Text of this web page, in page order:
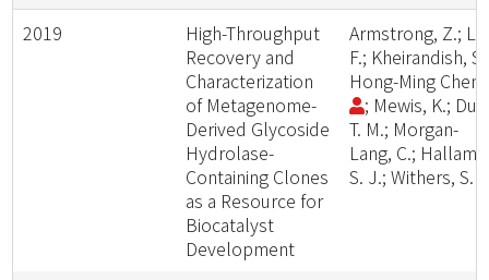
2019
High-Throughput
Recovery and
Characterization
of Metagenome-
Derived Glycoside
Hydrolase-
Containing Clones
as a Resource for
Biocatalyst
Development
Armstrong, Z.;
F.; Kheirandish,
Hong-Ming Chen
; Mewis, K.;
T. M.; Morgan-
Lang, C.; Hallam,
S. J.; Withers, S.